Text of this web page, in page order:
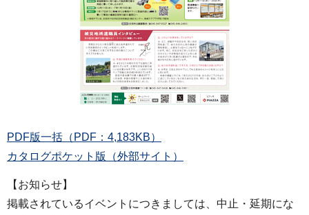
PDF版一括（PDF：4,183KB）
カタログポケット版（外部サイト）
【お知らせ】
掲載されているイベントにつきましては、中止・延期にな